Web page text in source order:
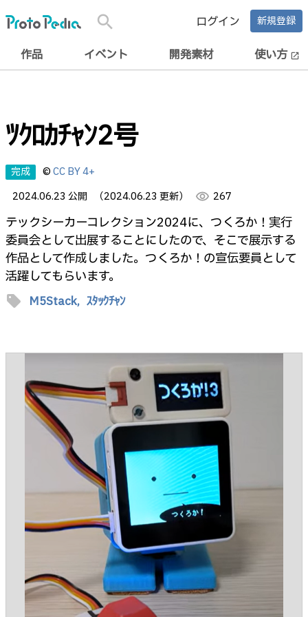
search ログイン 新規登録
作品 イベント 開発素材 使い方 open_in_new
ﾂｸﾛｶﾁｬﾝ2号
完成 ©CC BY 4+
2024.06.23 公開
（2024.06.23 更新） visibility 267
テックシーカーコレクション2024に、つくろか！実行
委員会として出展することにしたので、そこで展示する
作品として作成しました。つくろか！の宣伝要員として
活躍してもらいます。
sell M5Stack, ｽﾀｯｸﾁｬﾝ